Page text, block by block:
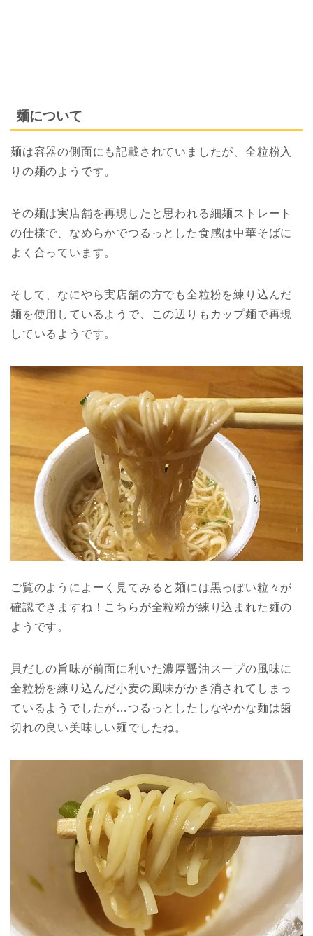
麺について
麺は容器の側面にも記載されていましたが、全粒粉入
りの麺のようです。
その麺は実店舗を再現したと思われる細麺ストレート
の仕様で、なめらかでつるっとした食感は中華そばに
よく合っています。
そして、なにやら実店舗の方でも全粒粉を練り込んだ
麺を使用しているようで、この辺りもカップ麺で再現
しているようです。
ご覧のようによーく見てみると麺には黒っぽい粒々が
確認できますね！こちらが全粒粉が練り込まれた麺の
ようです。
貝だしの旨味が前面に利いた濃厚醤油スープの風味に
全粒粉を練り込んだ小麦の風味がかき消されてしまっ
ているようでしたが…つるっとしたしなやかな麺は歯
切れの良い美味しい麺でしたね。